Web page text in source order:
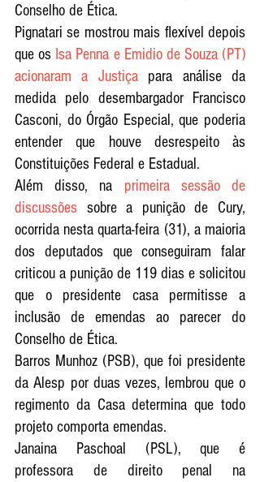
Conselho de Ética.
Pignatari se mostrou mais flexível depois
que os Isa Penna e Emidio de Souza (PT)
acionaram a Justiça para análise da
medida pelo desembargador Francisco
Casconi, do Órgão Especial, que poderia
entender que houve desrespeito às
Constituições Federal e Estadual.
Além disso, na primeira sessão de
discussões sobre a punição de Cury,
ocorrida nesta quarta-feira (31), a maioria
dos deputados que conseguiram falar
criticou a punição de 119 dias e solicitou
que o presidente casa permitisse a
inclusão de emendas ao parecer do
Conselho de Ética.
Barros Munhoz (PSB), que foi presidente
da Alesp por duas vezes, lembrou que o
regimento da Casa determina que todo
projeto comporta emendas.
Janaina Paschoal (PSL), que é
professora de direito penal na